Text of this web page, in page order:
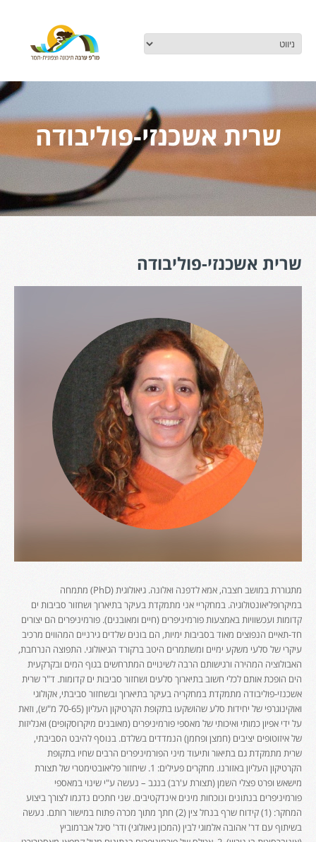
שרית אשכנזי-פוליבודה
שרית אשכנזי-פוליבודה
מתגוררת במושב חצבה, אמא לדפנה ואלונה. גיאולוגית (PhD) מתמחה
במיקרופליאונטולוגיה. במחקריי אני מתמקדת בעיקר בתיארוך ושחזור סביבות ים
קדומות ועכשוויות באמצעות פורמיניפרים (חיים ומאובנים). פורמיניפרים הם יצורים
חד-תאיים הנפוצים מאוד בסביבות ימיות, הם בונים שלדים גירניים המהווים מרכיב
עיקרי של סלעי משקע ימיים ומשתמרים היטב ברקורד הגיאולוגי. התפוצה הנרחבת,
האבולוציה המהירה ורגישותם הרבה לשינויים המתרחשים בגוף המים ובקרקעית
הים הופכת אותם לכלי חשוב בתיארוך סלעים ושחזור סביבות ים קדומות. ד"ר שרית
אשכנזי-פוליבודה מתמקדת במחקריה בעיקר בתיארוך ובשחזור סביבתי, אקולוגי
ואוקינוגרפי של יחידות סלע שהושקעו בתקופת הקרטיקון העליון (70-65 מ"ש), וזאת
על ידי אפיון כמותי ואיכותי של מאספי פורמיניפרים (מאובנים מיקרוסקופים) ואנליזות
של איזוטופים יציבים (חמצן ופחמן) הנמדדים בשלדם. בנוסף להיבט הסביבתי,
שרית מתמקדת גם בתיאור ותיעוד מיני הפורמיניפרים הרבים שחיו בתקופת
הקרטיקון העליון באזורנו. מחקרים פעילים: 1. שיחזור פליאובטימטרי של תצורת
מישאש ופרט פצלי השמן (תצורת ע'רב) בנגב – נעשה ע"י שינוי במאספי
פורמיניפרים בנתונים ונוכחות מינים אינדקטיבים. שני חתכים נדגמו לצורך ביצוע
המחקר: (1) קידוח שרף בנחל צין (2) חתך מתוך מכרה פתוח במישור רותם. נעשה
בשיתוף עם דר' אהובה אלמוגי לבין (המכון גיאולוגי) ודר' סיגל אברמוביץ